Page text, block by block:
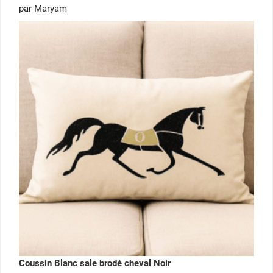
Note
sur 5
par Maryam
Coussin Blanc sale brodé cheval Noir